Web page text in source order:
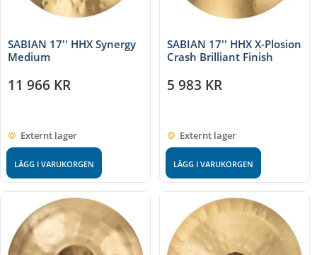
SABIAN 17'' HHX Synergy
Medium
11 966 KR
Externt lager
LÄGG I VARUKORGEN
SABIAN 17'' HHX X-Plosion
Crash Brilliant Finish
5 983 KR
Externt lager
LÄGG I VARUKORGEN